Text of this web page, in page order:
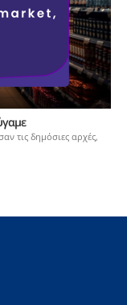
τις δημόσιες αρχές,